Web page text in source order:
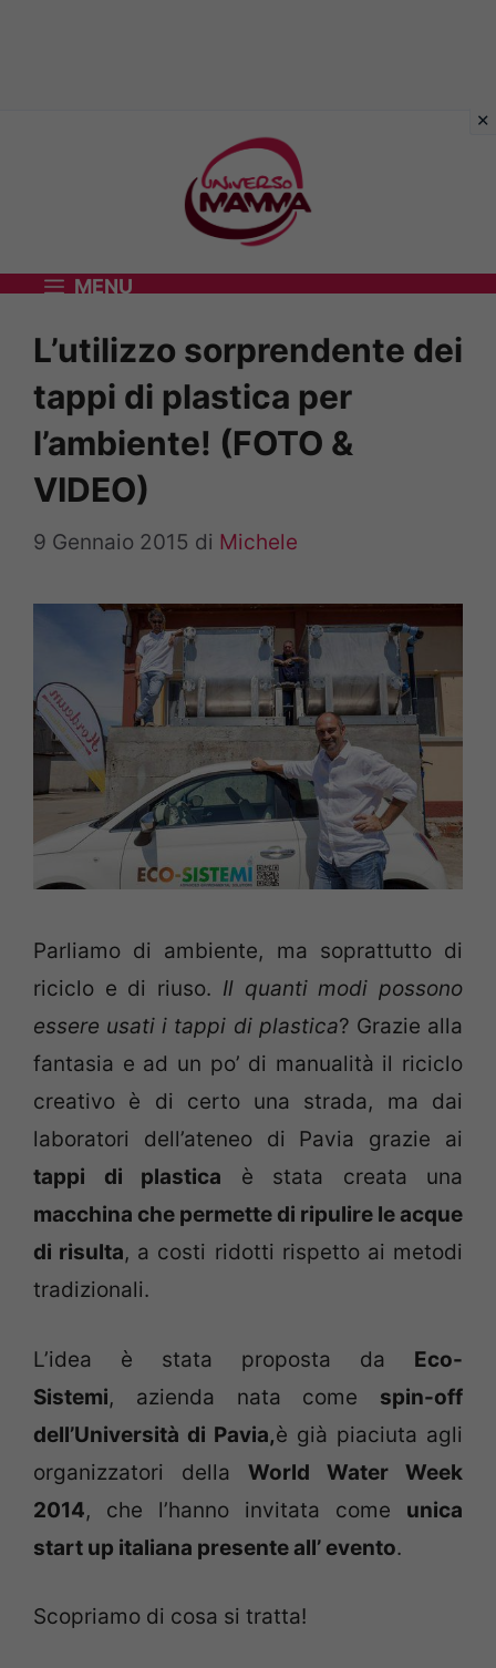
MENU
L’utilizzo sorprendente dei
tappi di plastica per
l’ambiente! (FOTO &
VIDEO)
9 Gennaio 2015 di Michele
Parliamo di ambiente, ma soprattutto di
riciclo e di riuso. Il quanti modi possono
essere usati i tappi di plastica? Grazie alla
fantasia e ad un po’ di manualità il riciclo
creativo è di certo una strada, ma dai
laboratori dell’ateneo di Pavia grazie ai
tappi di plastica è stata creata una
macchina che permette di ripulire le acque
di risulta, a costi ridotti rispetto ai metodi
tradizionali.
L’idea è stata proposta da Eco-
Sistemi, azienda nata come spin-off
dell’Università di Pavia,è già piaciuta agli
organizzatori della World Water Week
2014, che l’hanno invitata come unica
start up italiana presente all’ evento.
Scopriamo di cosa si tratta!